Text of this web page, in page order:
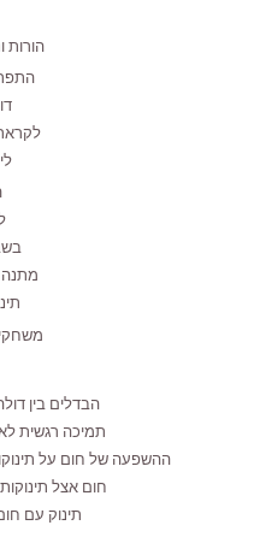
מתנה
הבדלים בין
תמיכה רגשית
ההשפעה של חום על
חום אצל
תינוק עם